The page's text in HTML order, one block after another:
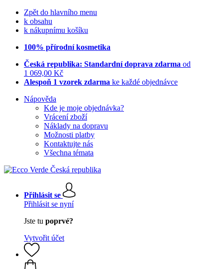
Zpět do hlavního menu
k obsahu
k nákupnímu košíku
100% přírodní kosmetika
Česká republika: Standardní doprava zdarma od
1 069,00 Kč
Alespoň 1 vzorek zdarma ke každé objednávce
Nápověda
Kde je moje objednávka?
Vrácení zboží
Náklady na dopravu
Možnosti platby
Kontaktujte nás
Všechna témata
Přihlásit se
Přihlásit se nyní
Jste tu poprvé?
Vytvořit účet